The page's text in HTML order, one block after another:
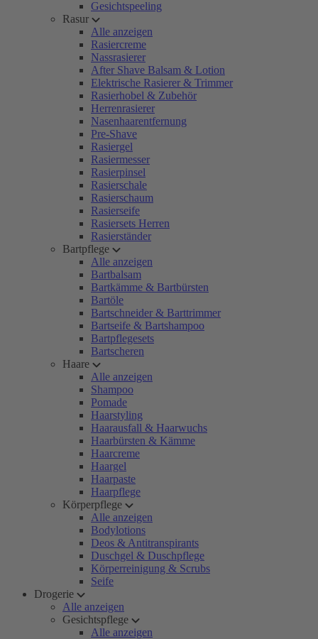
Gesichtspeeling
Rasur
Alle anzeigen
Rasiercreme
Nassrasierer
After Shave Balsam & Lotion
Elektrische Rasierer & Trimmer
Rasierhobel & Zubehör
Herrenrasierer
Nasenhaarentfernung
Pre-Shave
Rasiergel
Rasiermesser
Rasierpinsel
Rasierschale
Rasierschaum
Rasierseife
Rasiersets Herren
Rasierständer
Bartpflege
Alle anzeigen
Bartbalsam
Bartkämme & Bartbürsten
Bartöle
Bartschneider & Barttrimmer
Bartseife & Bartshampoo
Bartpflegesets
Bartscheren
Haare
Alle anzeigen
Shampoo
Pomade
Haarstyling
Haarausfall & Haarwuchs
Haarbürsten & Kämme
Haarcreme
Haargel
Haarpaste
Haarpflege
Körperpflege
Alle anzeigen
Bodylotions
Deos & Antitranspirants
Duschgel & Duschpflege
Körperreinigung & Scrubs
Seife
Drogerie
Alle anzeigen
Gesichtspflege
Alle anzeigen